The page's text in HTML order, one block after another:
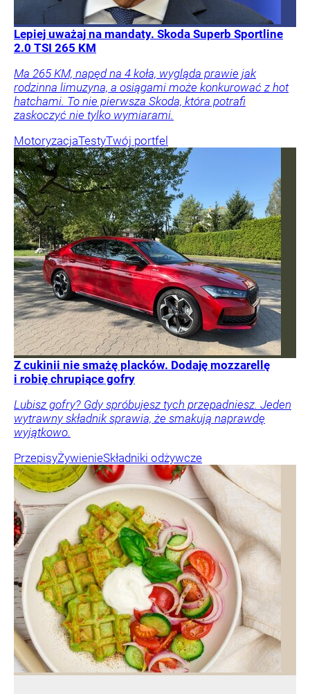
Lepiej uważaj na mandaty. Skoda Superb Sportline
2.0 TSI 265 KM
Ma 265 KM, napęd na 4 koła, wygląda prawie jak
rodzinna limuzyna, a osiągami może konkurować z hot
hatchami. To nie pierwsza Skoda, która potrafi
zaskoczyć nie tylko wymiarami.
MotoryzacjaTestyTwój portfel
Z cukinii nie smażę placków. Dodaję mozzarellę
i robię chrupiące gofry
Lubisz gofry? Gdy spróbujesz tych przepadniesz. Jeden
wytrawny składnik sprawia, że smakują naprawdę
wyjątkowo.
PrzepisyŻywienieSkładniki odżywcze